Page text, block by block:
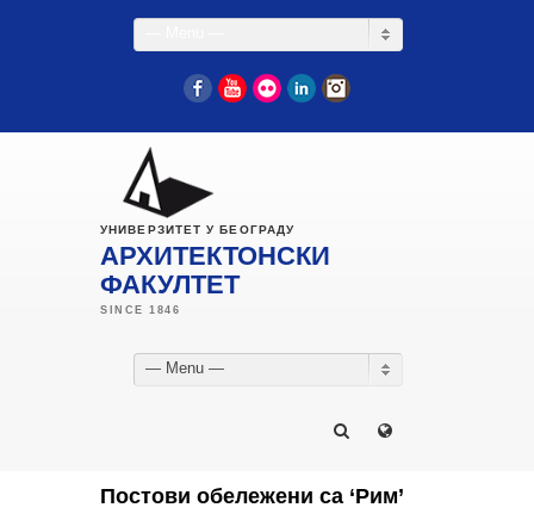
FacebookYouTube
Flickr LinkedIn
УНИВЕРЗИТЕТ У БЕОГРАДУ
АРХИТЕКТОНСКИ
ФАКУЛТЕТ
— Menu —
Постови обележени са ‘Рим’